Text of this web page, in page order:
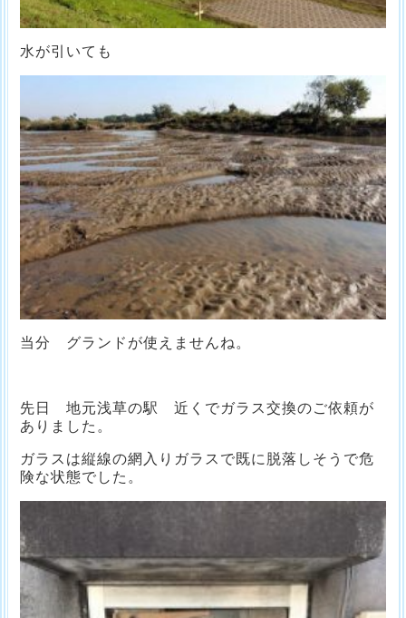
水が引いても
当分 グランドが使えませんね。
先日 地元浅草の駅 近くでガラス交換のご依頼が
ありました。
ガラスは縦線の網入りガラスで既に脱落しそうで危
険な状態でした。